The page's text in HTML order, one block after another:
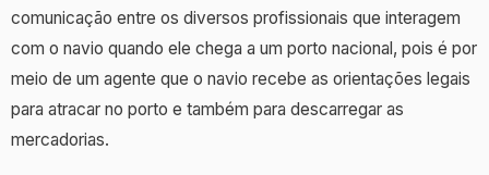
comunicação entre os diversos profissionais que interagem
com o navio quando ele chega a um porto nacional, pois é por
meio de um agente que o navio recebe as orientações legais
para atracar no porto e também para descarregar as
mercadorias.